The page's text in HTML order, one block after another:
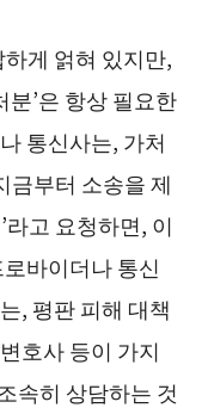
게 얽혀 있지만,
분’은 항상 필요한
통신사는, 가처
금부터 소송을 제
고 요청하면, 이
바이더나 통신
, 평판 피해 대책
호사 등이 가지
속히 상담하는 것